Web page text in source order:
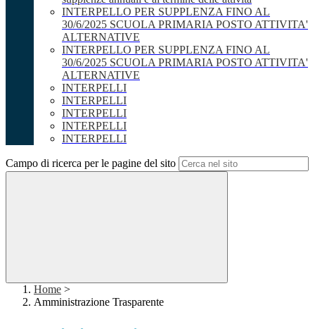
INTERPELLO PER SUPPLENZA FINO AL
30/6/2025 SCUOLA PRIMARIA POSTO ATTIVITA'
ALTERNATIVE
INTERPELLO PER SUPPLENZA FINO AL
30/6/2025 SCUOLA PRIMARIA POSTO ATTIVITA'
ALTERNATIVE
INTERPELLI
INTERPELLI
INTERPELLI
INTERPELLI
INTERPELLI
Campo di ricerca per le pagine del sito
Home >
Amministrazione Trasparente